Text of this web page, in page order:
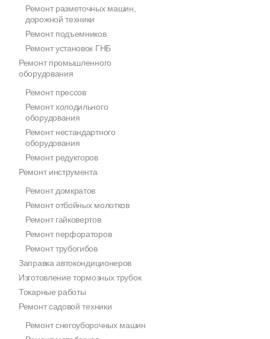
Ремонт разметочных машин,
дорожной техники
Ремонт подъемников
Ремонт установок ГНБ
Ремонт промышленного
оборудования
Ремонт прессов
Ремонт холодильного
оборудования
Ремонт нестандартного
оборудования
Ремонт редукторов
Ремонт инструмента
Ремонт домкратов
Ремонт отбойных молотков
Ремонт гайковертов
Ремонт перфораторов
Ремонт трубогибов
Заправка автокондиционеров
Изготовление тормозных трубок
Токарные работы
Ремонт садовой техники
Ремонт снегоуборочных машин